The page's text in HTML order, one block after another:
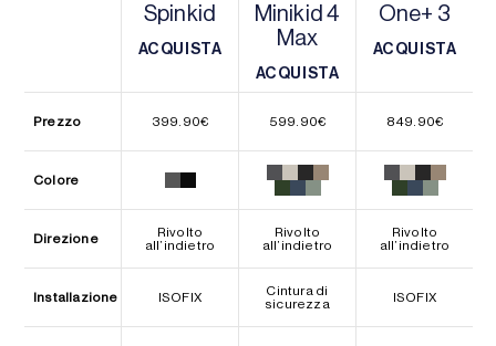
Spinkid
ACQUISTA
Minikid 4
Max
ACQUISTA
ACQUISTA
One+ 3
ACQUISTA
Prezzo 399.90€ 599.90€ 849.90€
Colore
Direzione
Rivolto
all’indietro
Rivolto
all’indietro
Rivolto
all’indietro
Installazione ISOFIX
Cintura di
sicurezza
ISOFIX